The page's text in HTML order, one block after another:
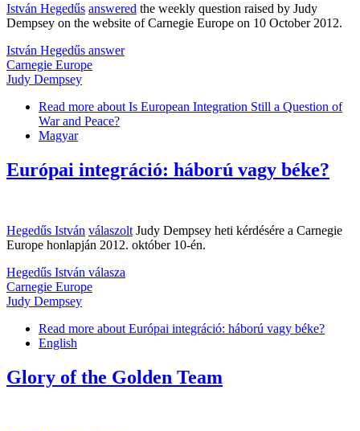
István Hegedűs answered the weekly question raised by Judy
Dempsey on the website of Carnegie Europe on 10 October 2012.
István Hegedűs answer
Carnegie Europe
Judy Dempsey
Read more about Is European Integration Still a Question of
War and Peace?
Magyar
Európai integráció: háború vagy béke?
Hegedűs István válaszoltJudy Dempsey heti kérdésére a Carnegie
Europe honlapján 2012. október 10-én.
Hegedűs István válasza
Carnegie Europe
Judy Dempsey
Read more about Európai integráció: háború vagy béke?
English
Glory of the Golden Team